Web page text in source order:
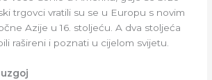
trgovci vratili su se u Europu s novim
Azije u 16. stoljeću. A dva stoljeća
rašireni i poznati u cijelom svijetu.